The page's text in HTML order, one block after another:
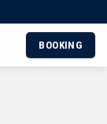
BOOKING